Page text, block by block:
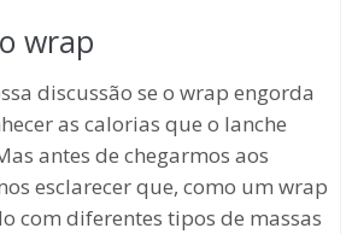
wrap
discussão se o wrap engorda
as calorias que o lanche
antes de chegarmos aos
esclarecer que, como um wrap
com diferentes tipos de massas